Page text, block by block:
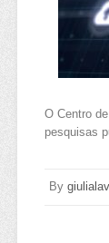
O Centro
pesquisas
By